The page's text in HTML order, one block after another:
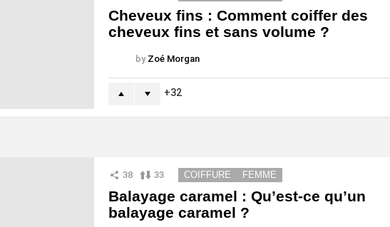
Cheveux fins : Comment coiffer des
cheveux fins et sans volume ?
by Zoé Morgan
32
38 33 COIFFURE FEMME
Balayage caramel : Qu’est-ce qu’un
balayage caramel ?